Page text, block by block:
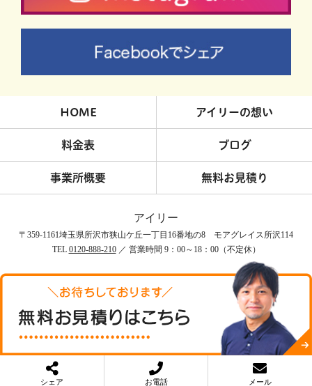
HOME アイリーの想い
料金表 ブログ
事業所概要 無料お見積り
アイリー
〒359-1161埼玉県所沢市狭山ケ丘一丁目16番地の8 モアグレイス所沢114
TEL 0120-888-210／ 営業時間 9：00～18：00（不定休）
COPYRIGHT © アイリー All rights reserved.
シェア お電話 メール